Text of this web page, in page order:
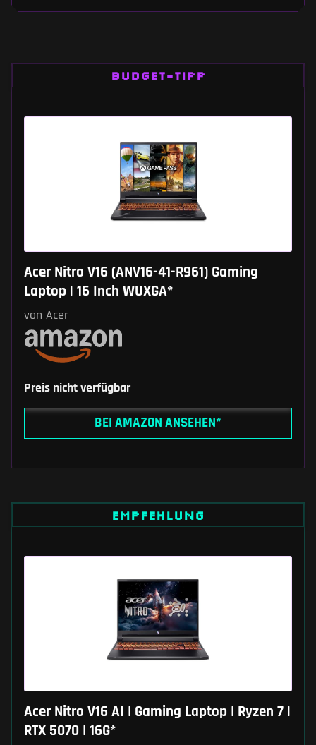
BUDGET-TIPP
Acer Nitro V16 (ANV16-41-R961) Gaming
Laptop | 16 Inch WUXGA*
von Acer
Preis nicht verfügbar
BEI AMAZON ANSEHEN*
EMPFEHLUNG
Acer Nitro V16 AI | Gaming Laptop | Ryzen 7 |
RTX 5070 | 16G*